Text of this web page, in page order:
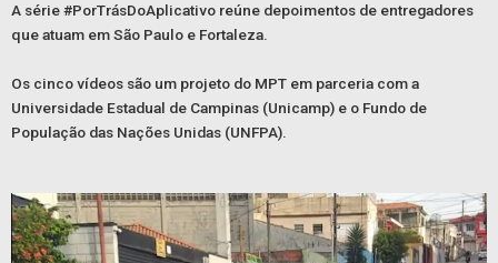
A série #PorTrásDoAplicativo reúne depoimentos de entregadores
que atuam em São Paulo e Fortaleza. ⠀
Os cinco vídeos são um projeto do MPT em parceria com a
Universidade Estadual de Campinas (Unicamp) e o Fundo de
População das Nações Unidas (UNFPA).